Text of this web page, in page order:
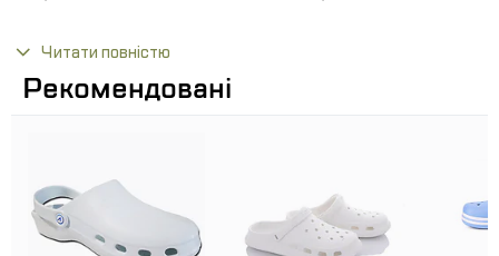
Переваги:
Верх виготовлений з натуральної шкіри
Протизоскользяючий протектор, щоб запобігти
падінню
Читати повністю
Рекомендовані